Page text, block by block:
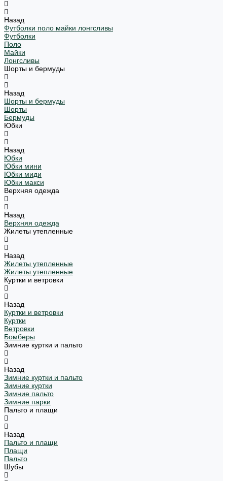
Назад
Футболки поло майки лонгсливы
Футболки
Поло
Майки
Лонгсливы
Шорты и бермуды
Назад
Шорты и бермуды
Шорты
Бермуды
Юбки
Назад
Юбки
Юбки мини
Юбки миди
Юбки макси
Верхняя одежда
Назад
Верхняя одежда
Жилеты утепленные
Назад
Жилеты утепленные
Жилеты утепленные
Куртки и ветровки
Назад
Куртки и ветровки
Куртки
Ветровки
Бомберы
Зимние куртки и пальто
Назад
Зимние куртки и пальто
Зимние куртки
Зимние пальто
Зимние парки
Пальто и плащи
Назад
Пальто и плащи
Плащи
Пальто
Шубы